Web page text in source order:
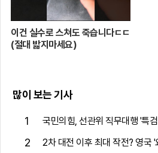
이건 실수로 스쳐도 죽습니다ㄷㄷ
(절대 밟지마세요)
많이 보는 기사
1 국민의힘, 선관위 직무대행 '특
2 2차 대전 이후 최대 작전? 영국 '